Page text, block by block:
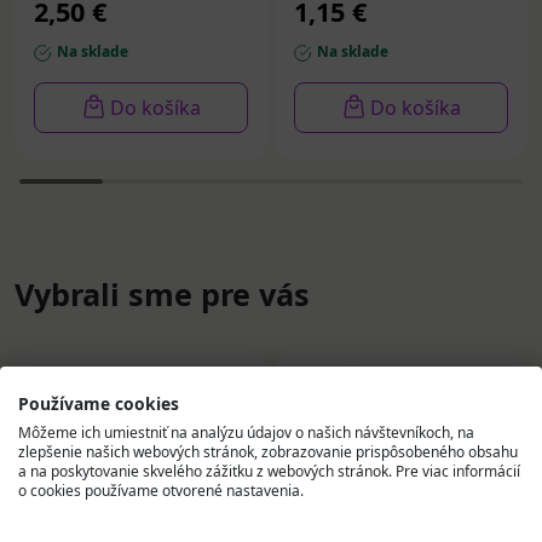
2,50 €
Na sklade
Do košíka
cm, 1x16 ks
1,15 €
Na sklade
Do košíka
Vybrali sme pre vás
Používame cookies
Môžeme ich umiestniť na analýzu údajov o našich návštevníkoch, na
zlepšenie našich webových stránok, zobrazovanie prispôsobeného obsahu
a na poskytovanie skvelého zážitku z webových stránok. Pre viac informácií
o cookies používame otvorené nastavenia.